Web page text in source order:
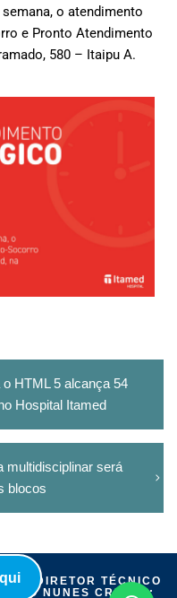
o atendimento
e Pronto Atendimento
580 – Itaipu A.
HTML 5 alcança 54
Hospital Itamed
multidisciplinar será
blocos
| DIRETOR TÉCNICO
NUNES CRM-PR: